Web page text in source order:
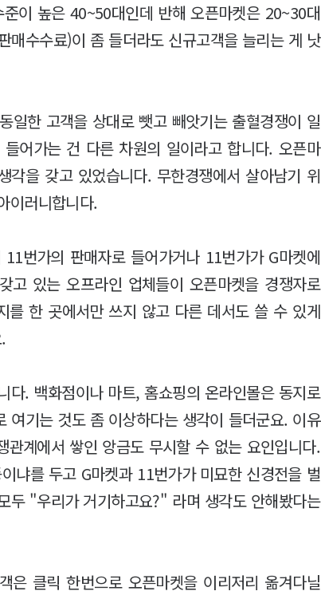
이 높은 40~50대인데 반해 오픈마켓은 20~30대
매수수료)이 좀 들더라도 신규고객을 늘리는 게 낫
일한 고객을 상대로 뺏고 빼앗기는 출혈경쟁이 일
어가는 건 다른 차원의 일이라고 합니다. 오픈마
각을 갖고 있었습니다. 무한경쟁에서 살아남기 위
이러니합니다.
번가의 판매자로 들어가거나 11번가가 G마켓에
고 있는 오프라인 업체들이 오픈마켓을 경쟁자로
를 한 곳에서만 쓰지 않고 다른 데서도 쓸 수 있게
다. 백화점이나 마트, 홈쇼핑의 온라인몰은 동지로
여기는 것도 좀 이상하다는 생각이 들더군요. 이유
계에서 쌓인 앙금도 무시할 수 없는 요인입니다.
냐를 두고 G마켓과 11번가가 미묘한 신경전을 벌
두 "우리가 거기하고요?" 라며 생각도 안해봤다는
은 클릭 한번으로 오픈마켓을 이리저리 옮겨다닐